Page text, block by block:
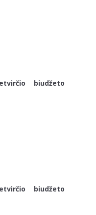
biudžeto
biudžeto